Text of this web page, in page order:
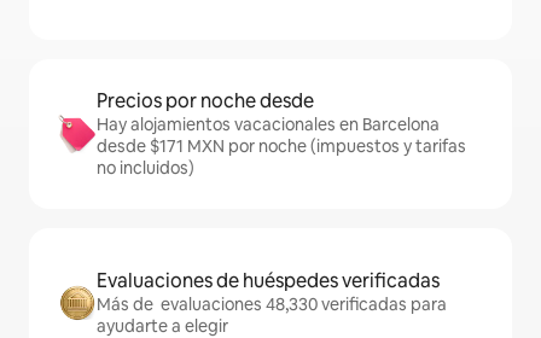
Precios por noche desde
Hay alojamientos vacacionales en Barcelona
desde $171 MXN por noche (impuestos y tarifas
no incluidos)
Evaluaciones de huéspedes verificadas
Más de evaluaciones 48,330 verificadas para
ayudarte a elegir